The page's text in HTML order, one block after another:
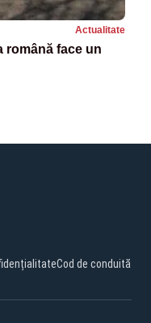
Actualitate
română face un
Cod de conduită